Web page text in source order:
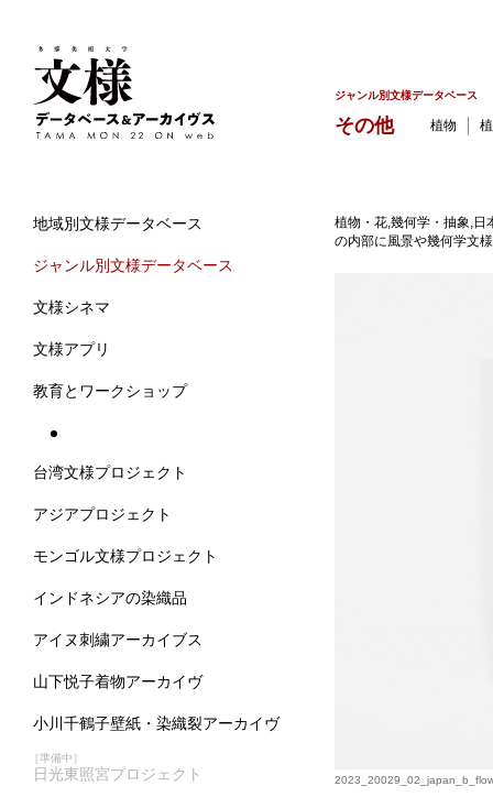
地域別文様データベース
ジャンル別文様データベース
文様シネマ
文様アプリ
教育とワークショップ
台湾文様プロジェクト
アジアプロジェクト
モンゴル文様プロジェクト
インドネシアの染織品
アイヌ刺繍アーカイブス
山下悦子着物アーカイヴ
小川千鶴子壁紙・染織裂アーカイヴ
［準備中］
日光東照宮プロジェクト
ジャンル別文様データベース
その他 植物
植物・花,幾何学・抽象,
の内部に風景や幾何学文